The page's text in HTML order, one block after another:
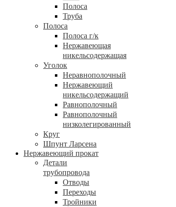
Полоса
Труба
Полоса
Полоса г/к
Нержавеющая
никельсодержащая
Уголок
Неравнополочный
Нержавеющий
никельсодержащий
Равнополочный
Равнополочный
низколегированный
Круг
Шпунт Ларсена
Нержавеющий прокат
Детали
трубопровода
Отводы
Переходы
Тройники